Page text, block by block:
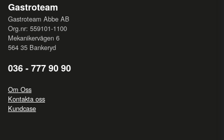
Gastroteam
Gastroteam Abbe AB
Org.nr: 559101-1100
Mekanikervägen 6
564 35 Bankeryd
036 - 777 90 90
Om Oss
Kontakta oss
Kundcase